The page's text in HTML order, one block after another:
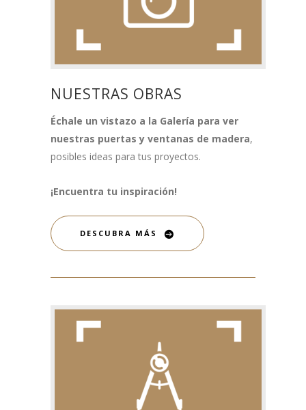
NUESTRAS OBRAS
Échale un vistazo a la Galería para ver
nuestras puertas y ventanas de madera,
posibles ideas para tus proyectos.
¡Encuentra tu inspiración!
DESCUBRA MÁS